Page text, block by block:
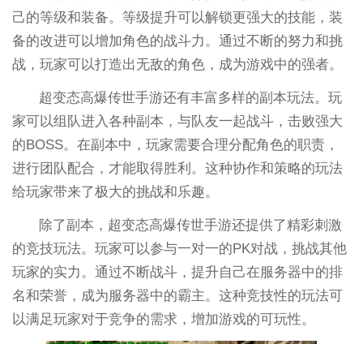
己的等级和装备。等级提升可以解锁更强大的技能，装
备的改进可以增加角色的战斗力。通过不断的努力和挑
战，玩家可以打造出无敌的角色，成为游戏中的强者。
超变态高爆传世手游还有丰富多样的副本玩法。玩
家可以组队进入各种副本，与队友一起战斗，击败强大
的BOSS。在副本中，玩家需要合理分配角色的职责，
进行团队配合，才能取得胜利。这种协作和策略的玩法
给玩家带来了极大的挑战和乐趣。
除了副本，超变态高爆传世手游还提供了精彩刺激
的竞技玩法。玩家可以参与一对一的PK对战，挑战其他
玩家的实力。通过不断战斗，提升自己在服务器中的排
名和荣誉，成为服务器中的霸主。这种竞技性的玩法可
以满足玩家对于竞争的需求，增加游戏的可玩性。